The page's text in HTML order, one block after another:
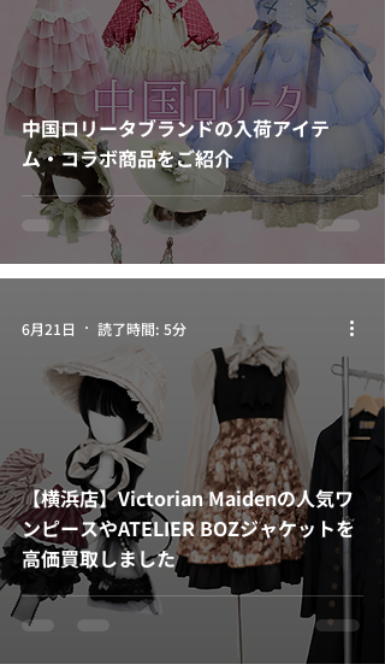
中国ロリータブランドの入荷アイテ
ム・コラボ商品をご紹介
【横浜店】Victorian Maidenの人気ワ
ンピースやATELIER BOZジャケットを
高価買取しました
6月21日 読了時間: 5分